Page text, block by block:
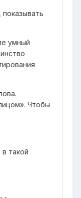
умный
Чтобы
такой